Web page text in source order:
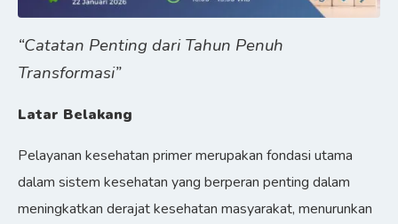
“Catatan Penting dari Tahun Penuh
Transformasi”
Latar Belakang
Pelayanan kesehatan primer merupakan fondasi utama
dalam sistem kesehatan yang berperan penting dalam
meningkatkan derajat kesehatan masyarakat, menurunkan